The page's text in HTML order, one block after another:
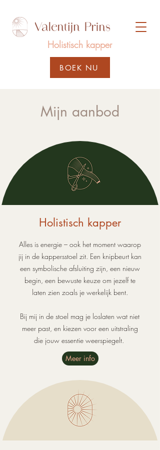
Holistisch kapper
BOEK NU
Holistisch kapper in
Haarlem
Mijn aanbod
Holistisch kapper
Alles is energie– ook het moment waarop
jij in de kappersstoel zit. Een knipbeurtkan
een symbolische afsluiting zijn, een nieuw
begin, een bewuste keuze om jezelf te
laten zien zoals je werkelijk bent.
Bij mij in de stoel mag je loslaten wat niet
meer past, en kiezen voor een uitstraling
die jouw essentieweerspiegelt.
Meer info